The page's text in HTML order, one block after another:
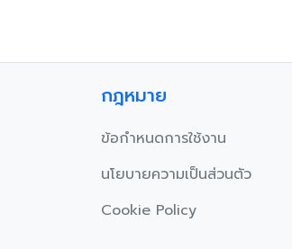
กฎหมาย
ข้อกำหนดการใช้งาน
นโยบายความเป็นส่วนตัว
Cookie Policy